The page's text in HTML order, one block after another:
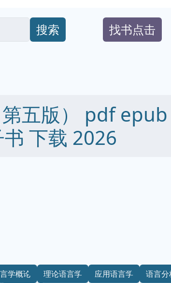
搜索 找书点击
五版） pdf epub
下载 2026
学概论 理论语言学 应用语言学
语言分